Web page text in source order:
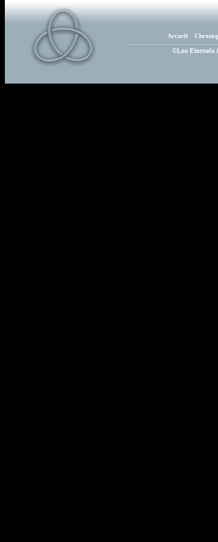
Accueil
©Les Eternels